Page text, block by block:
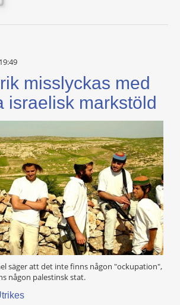
misslyckas med
israelisk markstöld
säger att det inte finns någon "ockupation",
någon palestinsk stat.